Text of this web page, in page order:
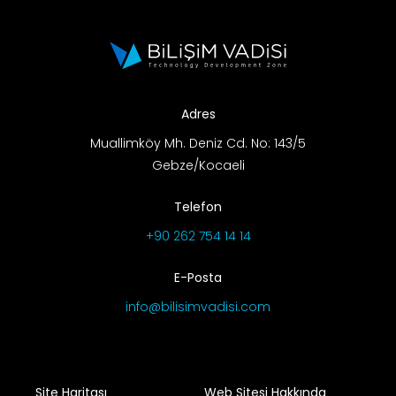
Adres
Muallimköy Mh. Deniz Cd. No: 143/5
Gebze/Kocaeli
Telefon
+90 262 754 14 14
E-Posta
info@bilisimvadisi.com